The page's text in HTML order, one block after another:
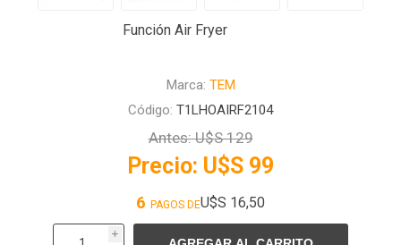
Función Air Fryer
Marca: TEM
Código: T1LHOAIRF2104
Antes: U$S 129
Precio: U$S 99
6 PAGOS DEU$S 16,50
i